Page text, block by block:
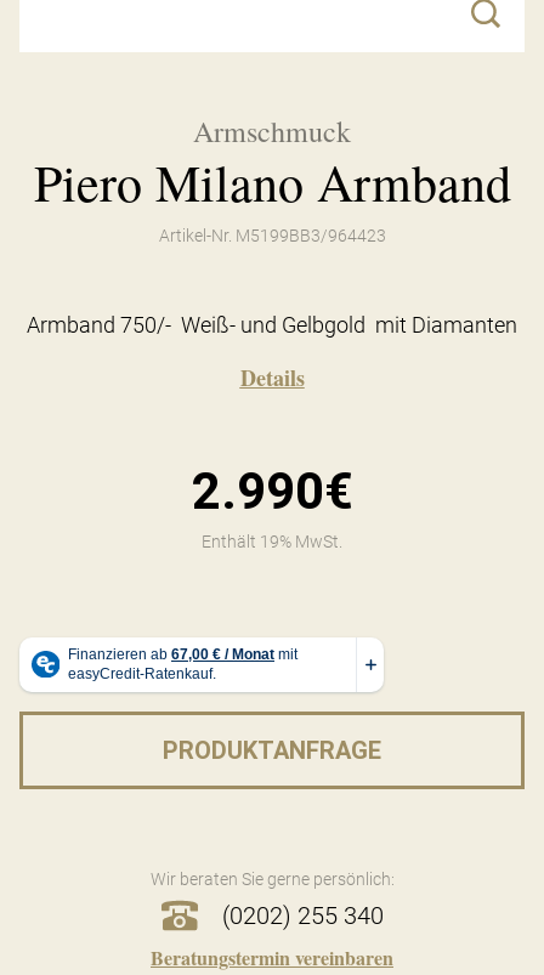
Armschmuck
Piero Milano Armband
Artikel-Nr. M5199BB3/964423
Armband 750/- Weiß- und Gelbgold mit Diamanten
Details
2.990€
Enthält 19% MwSt.
PRODUKTANFRAGE
Wir beraten Sie gerne persönlich:
(0202) 255 340
Beratungstermin vereinbaren